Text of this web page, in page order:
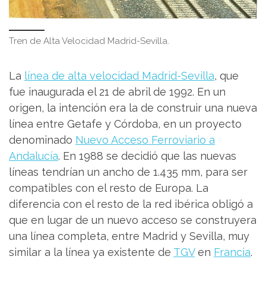
Tren de Alta Velocidad Madrid-Sevilla.
La línea de alta velocidad Madrid-Sevilla, que
fue inaugurada el 21 de abril de 1992. En un
origen, la intención era la de construir una nueva
línea entre Getafe y Córdoba, en un proyecto
denominado Nuevo Acceso Ferroviario a
Andalucía. En 1988 se decidió que las nuevas
líneas tendrían un ancho de 1.435 mm, para ser
compatibles con el resto de Europa. La
diferencia con el resto de la red ibérica obligó a
que en lugar de un nuevo acceso se construyera
una línea completa, entre Madrid y Sevilla, muy
similar a la línea ya existente de TGVen Francia.